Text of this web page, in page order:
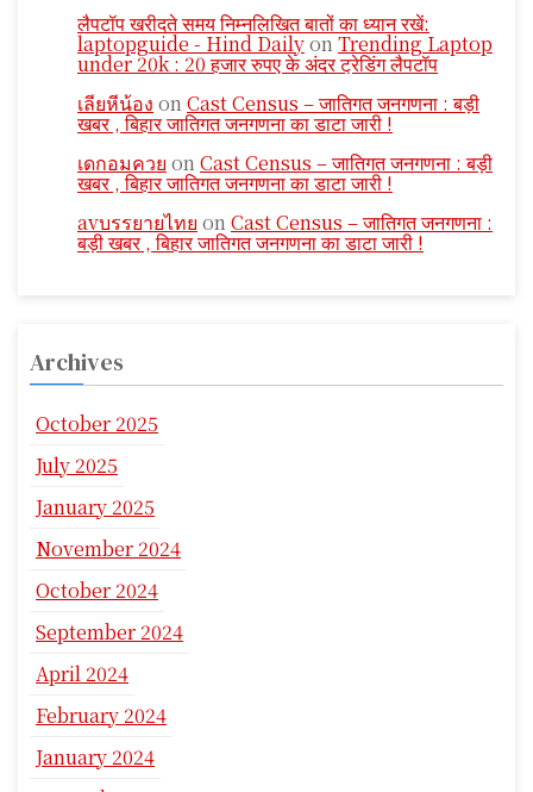
लैपटॉप खरीदते समय निम्नलिखित बातों का ध्यान रखें:
laptopguide - Hind Dailyon Trending Laptop
under 20k : 20 हजार रुपए के अंदर ट्रेडिंग लैपटॉप
เลียหีน้อง on Cast Census – जातिगत जनगणना : बड़ी
खबर , बिहार जातिगत जनगणना का डाटा जारी !
เดกอมควย on Cast Census – जातिगत जनगणना : बड़ी
खबर , बिहार जातिगत जनगणना का डाटा जारी !
avบรรยายไทย on Cast Census – जातिगत जनगणना :
बड़ी खबर , बिहार जातिगत जनगणना का डाटा जारी !
Archives
October 2025
July 2025
January 2025
November 2024
October 2024
September 2024
April 2024
February 2024
January 2024